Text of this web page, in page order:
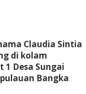
Claudia Sintia
di kolam
Desa Sungai
Bangka